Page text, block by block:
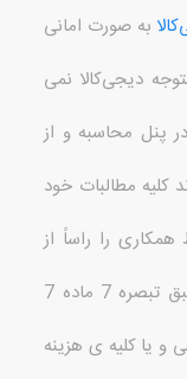
به صورت امانی
دیجی‌کالا نمی
پنل محاسبه و از
کلیه مطالبات خود
را راساً از
تبصره7 ماده 7
و یا کلیه ی هزینه